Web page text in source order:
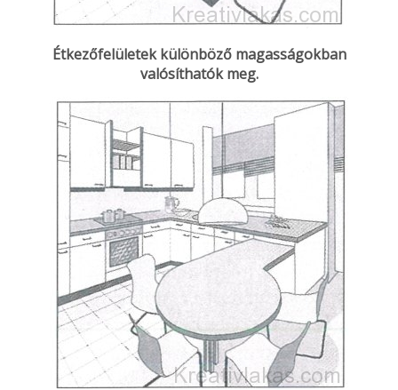
Étkezőfelületek különböző magasságokban
valósíthatók meg.